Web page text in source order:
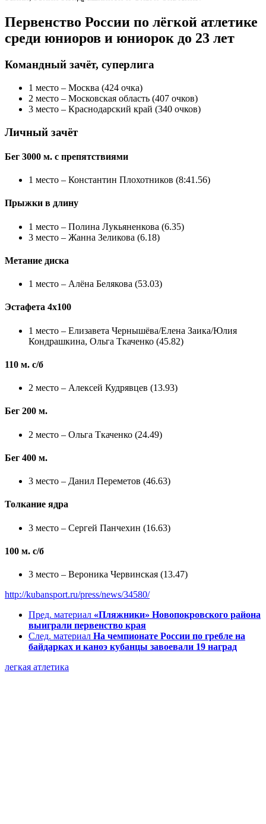
Первенство России по лёгкой атлетике
среди юниоров и юниорок до 23 лет
Командный зачёт, суперлига
1 место – Москва (424 очка)
2 место – Московская область (407 очков)
3 место – Краснодарский край (340 очков)
Личный зачёт
Бег 3000 м. с препятствиями
1 место – Константин Плохотников (8:41.56)
Прыжки в длину
1 место – Полина Лукьяненкова (6.35)
3 место – Жанна Зеликова (6.18)
Метание диска
1 место – Алёна Белякова (53.03)
Эстафета 4х100
1 место – Елизавета Чернышёва/Елена Заика/Юлия
Кондрашкина, Ольга Ткаченко (45.82)
110 м. с/б
2 место – Алексей Кудрявцев (13.93)
Бег 200 м.
2 место – Ольга Ткаченко (24.49)
Бег 400 м.
3 место – Данил Переметов (46.63)
Толкание ядра
3 место – Сергей Панчехин (16.63)
100 м. с/б
3 место – Вероника Червинская (13.47)
http://kubansport.ru/press/news/34580/
Пред. материал «Пляжники» Новопокровского района
выиграли первенство края
След. материал На чемпионате России по гребле на
байдарках и каноэ кубанцы завоевали 19 наград
легкая атлетика